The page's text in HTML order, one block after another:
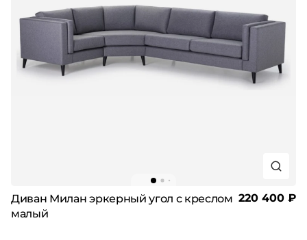
Диван Милан эркерный угол с креслом
малый
220 400 ₽